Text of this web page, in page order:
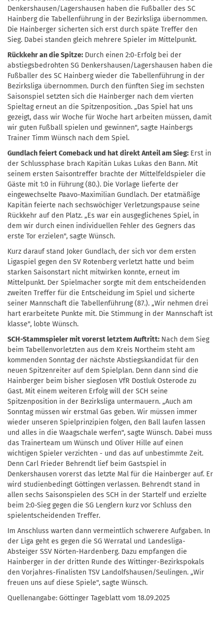
Denkershausen/Lagershausen haben die Fußballer des SC
Hainberg die Tabellenführung in der Bezirksliga übernommen.
Die Hainberger sicherten sich erst durch späte Treffer den
Sieg. Dabei standen gleich mehrere Spieler im Mittelpunkt.
Rückkehr an die Spitze: Durch einen 2:0-Erfolg bei der
abstiegsbedrohten SG Denkershausen/Lagershausen haben die
Fußballer des SC Hainberg wieder die Tabellenführung in der
Bezirksliga übernommen. Durch den fünften Sieg im sechsten
Saisonspiel setzten sich die Hainberger nach dem vierten
Spieltag erneut an die Spitzenposition. „Das Spiel hat uns
gezeigt, dass wir Woche für Woche hart arbeiten müssen, damit
wir guten Fußball spielen und gewinnen", sagte Hainbergs
Trainer Timm Wünsch nach dem Spiel.
Gundlach feiert Comeback und hat direkt Anteil am Sieg: Erst in
der Schlussphase brach Kapitän Lukas Lukas den Bann. Mit
seinem ersten Saisontreffer brachte der Mittelfeldspieler die
Gäste mit 1:0 in Führung (80.). Die Vorlage lieferte der
eingewechselte Paavo-Maximilian Gundlach. Der etatmäßige
Kapitän feierte nach sechswöchiger Verletzungspause seine
Rückkehr auf den Platz. „Es war ein ausgeglichenes Spiel, in
dem wir durch einen individuellen Fehler des Gegners das
erste Tor erzielen", sagte Wünsch.
Kurz darauf stand Joker Gundlach, der sich vor dem ersten
Ligaspiel gegen den SV Rotenberg verletzt hatte und beim
starken Saisonstart nicht mitwirken konnte, erneut im
Mittelpunkt. Der Spielmacher sorgte mit dem entscheidenden
zweiten Treffer für die Entscheidung im Spiel und sicherte
seiner Mannschaft die Tabellenführung (87.). „Wir nehmen drei
hart erarbeitete Punkte mit. Die Stimmung in der Mannschaft ist
klasse", lobte Wünsch.
SCH-Stammspieler mit vorerst letztem Auftritt: Nach dem Sieg
beim Tabellenvorletzten aus dem Kreis Northeim steht am
kommenden Sonntag der nächste Abstiegskandidat für den
neuen Spitzenreiter auf dem Spielplan. Denn dann sind die
Hainberger beim bisher sieglosen VfR Dostluk Osterode zu
Gast. Mit einem weiteren Erfolg will der SCH seine
Spitzenposition in der Bezirksliga untermauern. „Auch am
Sonntag müssen wir erstmal Gas geben. Wir müssen immer
wieder unseren Spielprinzipien folgen, den Ball laufen lassen
und alles in die Waagschale werfen", sagte Wünsch. Dabei muss
das Trainerteam um Wünsch und Oliver Hille auf einen
wichtigen Spieler verzichten - und das auf unbestimmte Zeit.
Denn Carl Frieder Behrendt lief beim Gastspiel in
Denkershausen vorerst das letzte Mal für die Hainberger auf. Er
wird studienbedingt Göttingen verlassen. Behrendt stand in
allen sechs Saisonspielen des SCH in der Startelf und erzielte
beim 2:0-Sieg gegen die SG Lenglern kurz vor Schluss den
spielentscheidenden Treffer.
Im Anschluss warten dann vermeintlich schwerere Aufgaben. In
der Liga geht es gegen die SG Werratal und Landesliga-
Absteiger SSV Nörten-Hardenberg. Dazu empfangen die
Hainberger in der dritten Runde des Wittinger-Bezirkspokals
den Vorjahres-Finalisten TSV Landolfshausen/Seulingen. „Wir
freuen uns auf diese Spiele", sagte Wünsch.
Quellenangabe: Göttinger Tageblatt vom 18.09.2025